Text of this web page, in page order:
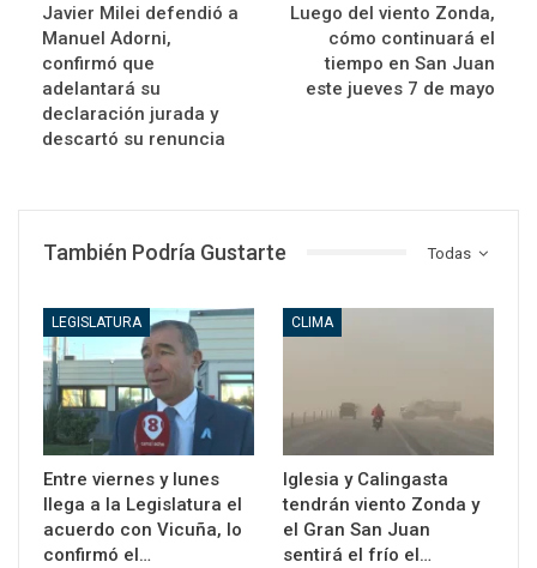
Javier Milei defendió a
Manuel Adorni,
confirmó que
adelantará su
declaración jurada y
descartó su renuncia
Luego del viento Zonda,
cómo continuará el
tiempo en San Juan
este jueves 7 de mayo
Todas
También Podría Gustarte
LEGISLATURA
Entre viernes y lunes
llega a la Legislatura el
acuerdo con Vicuña, lo
confirmó el…
CLIMA
Iglesia y Calingasta
tendrán viento Zonda y
el Gran San Juan
sentirá el frío el…